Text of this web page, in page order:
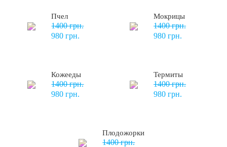
Пчел
1400 грн.
980 грн.
Мокрицы
1400 грн.
980 грн.
Кожееды
1400 грн.
980 грн.
Термиты
1400 грн.
980 грн.
Плодожорки
1400 грн.